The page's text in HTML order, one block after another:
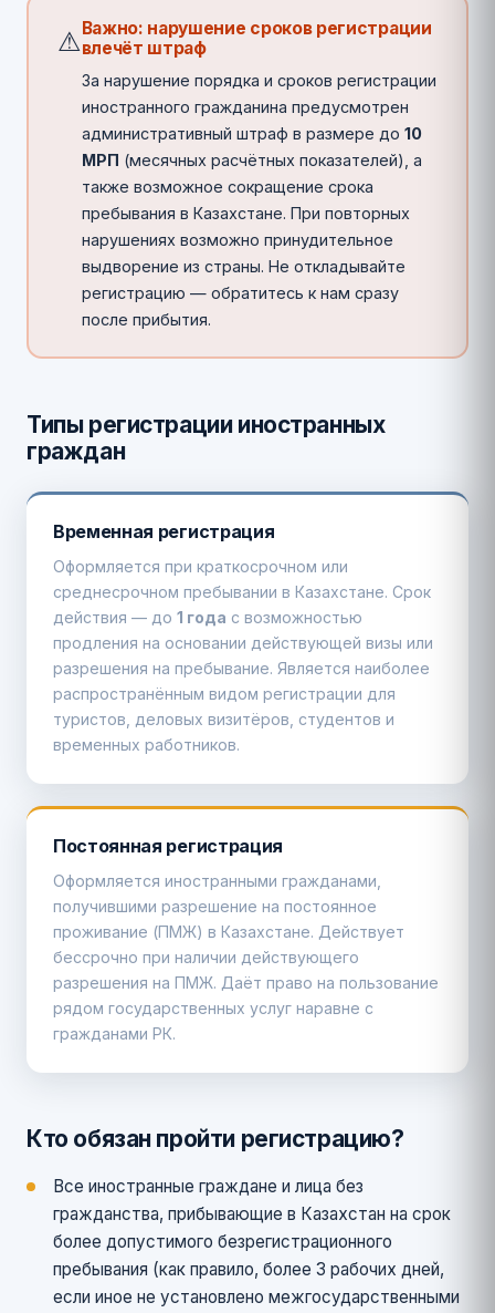
⚠Важно: нарушение сроков регистрации
влечёт штраф
За нарушение порядка и сроков регистрации
иностранного гражданина предусмотрен
административный штраф в размере до 10
МРП (месячных расчётных показателей), а
также возможное сокращение срока
пребывания в Казахстане. При повторных
нарушениях возможно принудительное
выдворение из страны. Не откладывайте
регистрацию — обратитесь к нам сразу
после прибытия.
Типы регистрации иностранных
граждан
Временная регистрация
Оформляется при краткосрочном или
среднесрочном пребывании в Казахстане. Срок
действия — до 1 года с возможностью
продления на основании действующей визы или
разрешения на пребывание. Является наиболее
распространённым видом регистрации для
туристов, деловых визитёров, студентов и
временных работников.
Постоянная регистрация
Оформляется иностранными гражданами,
получившими разрешение на постоянное
проживание (ПМЖ) в Казахстане. Действует
бессрочно при наличии действующего
разрешения на ПМЖ. Даёт право на пользование
рядом государственных услуг наравне с
гражданами РК.
Кто обязан пройти регистрацию?
Все иностранные граждане и лица без
гражданства, прибывающие в Казахстан на срок
более допустимого безрегистрационного
пребывания (как правило, более 3 рабочих дней,
если иное не установлено межгосударственными